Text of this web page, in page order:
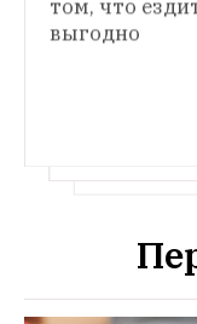
вроде Airbnb
людей?
том, что
выгодно